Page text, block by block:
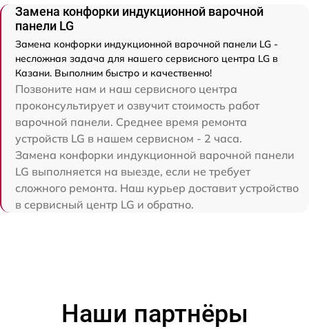
Замена конфорки индукционной варочной
панели LG
Замена конфорки индукционной варочной панели LG -
несложная задача для нашего сервисного центра LG в
Казани. Выполним быстро и качественно!
Позвоните нам и наш сервисного центра
проконсультирует и озвучит стоимость работ
варочной панели. Среднее время ремонта
устройств LG в нашем сервисном - 2 часа.
Замена конфорки индукционной варочной панели
LG выполняется на выезде, если не требует
сложного ремонта. Наш курьер доставит устройство
в сервисный центр LG и обратно.
Наши партнёры